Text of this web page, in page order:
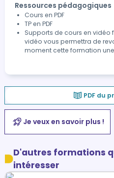
Ressources pédagogiques
Cours en PDF
TP en PDF
Supports de cours en vidéo
vidéo vous permettra de
moment cette formation
PDF du
Je veux en savoir plus !
D'autres formations
intéresser